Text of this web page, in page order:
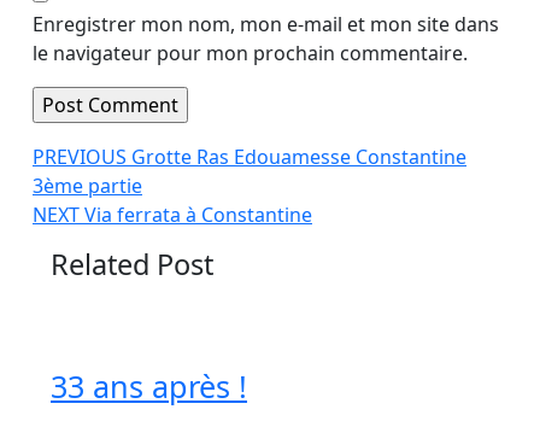
Enregistrer mon nom, mon e-mail et mon site dans
le navigateur pour mon prochain commentaire.
Navigation
de
l’article
PREVIOUS Article
précédent
:
Grotte Ras Edouamesse Constantine
3ème partie
NEXTArticle
:
Via ferrata à Constantine
Related Post
33 ans après !